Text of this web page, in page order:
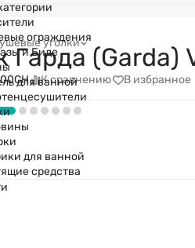
ограждения
и Биде
для ванной
для ванной
средства
уголки
Гарда (Garda)
К сравнению В избранное